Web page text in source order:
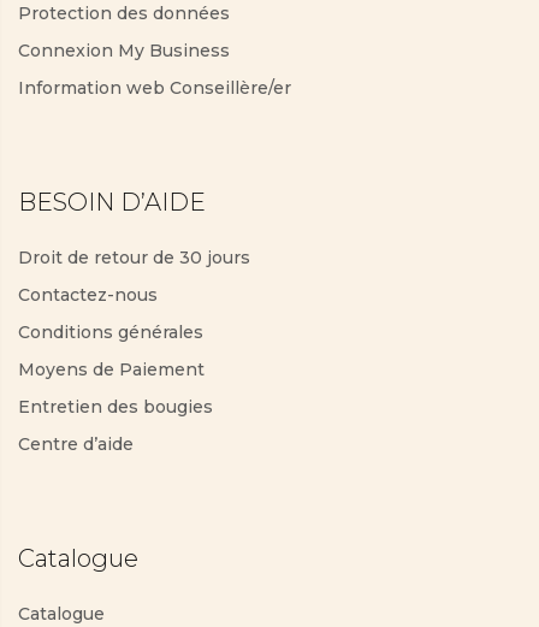
Protection des données
Connexion My Business
Information web Conseillère/er
BESOIN D’AIDE
Droit de retour de 30 jours
Contactez-nous
Conditions générales
Moyens de Paiement
Entretien des bougies
Centre d’aide
Catalogue
Catalogue